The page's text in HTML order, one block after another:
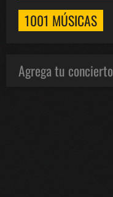
1001 MÚSICAS
Agrega tu concierto